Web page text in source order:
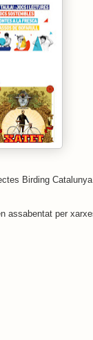
Birding
assabentat per